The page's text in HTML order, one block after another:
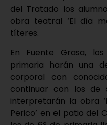
del Tratado los
obra teatral ‘El día
títeres.
En Fuente Grasa,
primaria harán una
corporal con
continuar con los de
interpretarán la obra
Perico’ en el patio del